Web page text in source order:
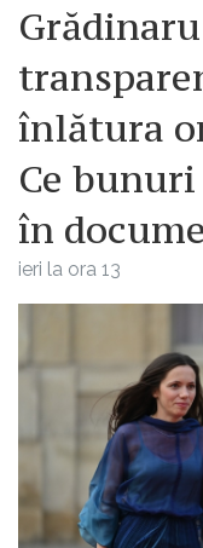
înlătura
Ce
în
ieri la ora 13